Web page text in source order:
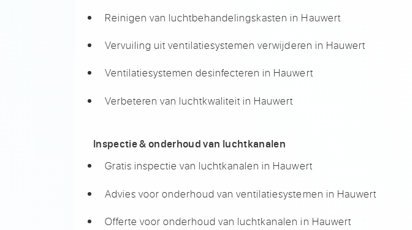
Reinigen van luchtbehandelingskasten in Hauwert
Vervuiling uit ventilatiesystemen verwijderen in Hauwert
Ventilatiesystemen desinfecteren in Hauwert
Verbeteren van luchtkwaliteit in Hauwert
Inspectie & onderhoud van luchtkanalen
Gratis inspectie van luchtkanalen in Hauwert
Advies voor onderhoud van ventilatiesystemen in Hauwert
Offerte voor onderhoud van luchtkanalen in Hauwert